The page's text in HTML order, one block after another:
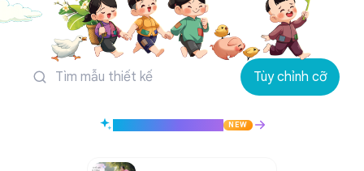
Tùy chỉnh cỡ
Tạo thiết kế với AI NEW